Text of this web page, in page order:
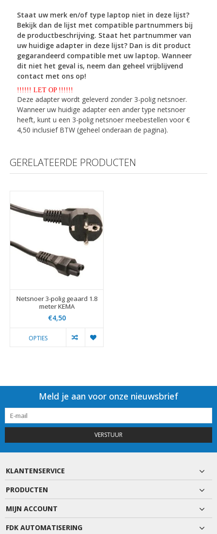
Staat uw merk en/of type laptop niet in deze lijst?
Bekijk dan de lijst met compatible partnummers bij
de productbeschrijving. Staat het partnummer van
uw huidige adapter in deze lijst? Dan is dit product
gegarandeerd compatible met uw laptop. Wanneer
dit niet het geval is, neem dan geheel vrijblijvend
contact met ons op!
!!!!!! LET OP !!!!!!
Deze adapter wordt geleverd zonder 3-polig netsnoer.
Wanneer uw huidige adapter een ander type netsnoer
heeft, kunt u een 3-polig netsnoer meebestellen voor €
4,50 inclusief BTW (geheel onderaan de pagina).
GERELATEERDE PRODUCTEN
Netsnoer 3-polig geaard 1.8
meter KEMA
€4,50
OPTIES
Meld je aan voor onze nieuwsbrief
VERSTUUR
KLANTENSERVICE
PRODUCTEN
MIJN ACCOUNT
FDK AUTOMATISERING